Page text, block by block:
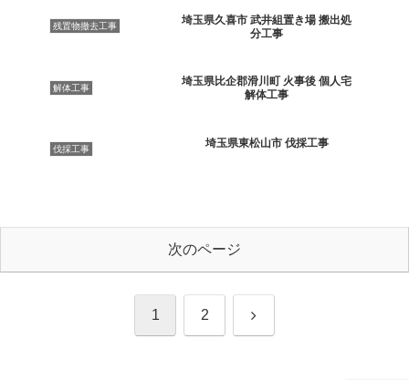
残置物撤去工事
埼玉県久喜市 武井組置き場 搬出処
分工事
解体工事
埼玉県比企郡滑川町 火事後 個人宅
解体工事
伐採工事 埼玉県東松山市 伐採工事
次のページ
1 2 次